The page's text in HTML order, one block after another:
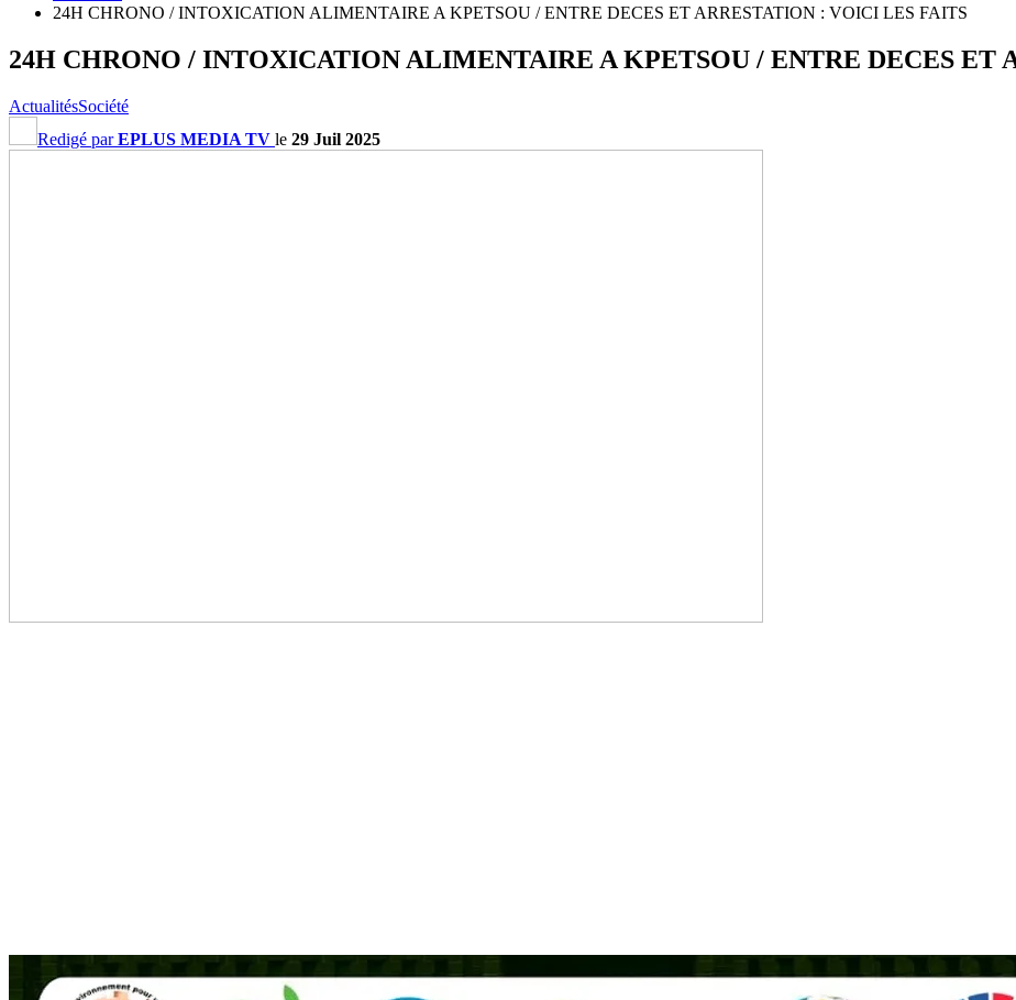
24H CHRONO / INTOXICATION ALIMENTAIRE A KPETSOU / ENTRE DECES ET ARRESTATION : VOICI LES FAITS
24H CHRONO / INTOXICATION ALIMENTAIRE A KPETSOU / ENTRE DECES ET
ActualitésSociété
Redigé parEPLUS MEDIA TV le 29 Juil 2025